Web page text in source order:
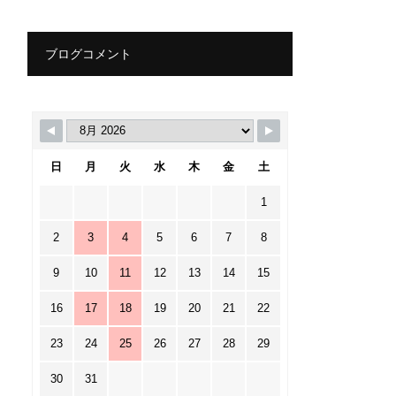
ブログコメント
日 月 火 水 木 金 土
1
2 3 4 5 6 7 8
9 10 11 12 13 14 15
16 17 18 19 20 21 22
23 24 25 26 27 28 29
30 31